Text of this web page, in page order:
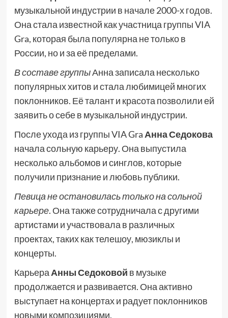
музыкальной индустрии в начале 2000-х годов.
Она стала известной как участница группы VIA
Gra, которая была популярна не только в
России, но и за её пределами.
В составе группыАнна записала несколько
популярных хитов и стала любимицей многих
поклонников. Её талант и красота позволили ей
заявить о себе в музыкальной индустрии.
После ухода из группы VIA Gra Анна Седокова
начала сольную карьеру. Она выпустила
несколько альбомов и синглов, которые
получили признание и любовь публики.
Певица не остановилась только на сольной
карьере. Она также сотрудничала с другими
артистами и участвовала в различных
проектах, таких как телешоу, мюзиклы и
концерты.
Карьера Анны Седоковой в музыке
продолжается и развивается. Она активно
выступает на концертах и радует поклонников
новыми композициями.